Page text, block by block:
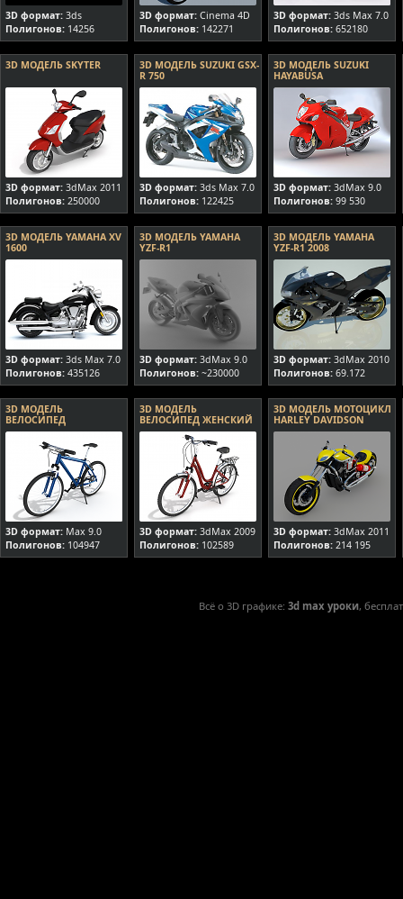
3D формат: 3ds
Полигонов: 14256
3D формат: Cinema 4D
Полигонов: 142271
3D формат: 3ds Max 7.0
Полигонов: 652180
3D МОДЕЛЬ SKYTER
3D формат: 3dMax 2011
Полигонов: 250000
3D МОДЕЛЬ SUZUKI GSX-
R 750
3D формат: 3ds Max 7.0
Полигонов: 122425
3D МОДЕЛЬ SUZUKI
HAYABUSA
3D формат: 3dMax 9.0
Полигонов: 99 530
3D МОДЕЛЬ YAMAHA XV
1600
3D формат: 3ds Max 7.0
Полигонов: 435126
3D МОДЕЛЬ YAMAHA
YZF-R1
3D формат: 3dMax 9.0
Полигонов: ~230000
3D МОДЕЛЬ YAMAHA
YZF-R1 2008
3D формат: 3dMax 2010
Полигонов: 69.172
3D МОДЕЛЬ
ВЕЛОСИПЕД
3D формат: Max 9.0
Полигонов: 104947
3D МОДЕЛЬ
ВЕЛОСИПЕД ЖЕНСКИЙ
3D формат: 3dMax 2009
Полигонов: 102589
3D МОДЕЛЬ МОТОЦИКЛ
HARLEY DAVIDSON
CUSTOM
3D формат: 3dMax 2011
Полигонов: 214 195
Всё о 3D графике: 3d max уроки,